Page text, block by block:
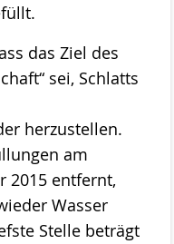
das Ziel des
sei, Schlatts
herzustellen.
am
2015 entfernt,
Wasser
Stelle beträgt